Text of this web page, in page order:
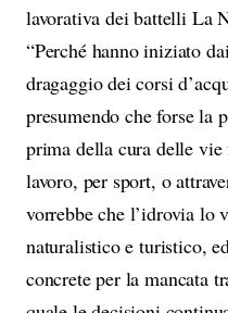
lavorativa dei battelli La
“Perché hanno iniziato
dragaggio dei corsi
presumendo che forse la
prima della cura delle
lavoro, per sport, o
vorrebbe che l’idrovia lo
naturalistico e turistico,
concrete per la mancata